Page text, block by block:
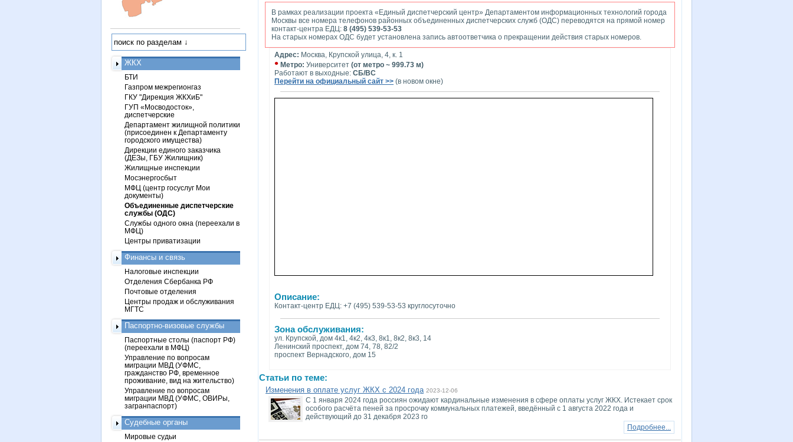
В рамках реализации проекта «Единый диспетчерский центр» Департаментом информационных технологий города
Москвы все номера телефонов районных объединенных диспетчерских служб (ОДС) переводятся на прямой номер
контакт-центра ЕДЦ: 8 (495) 539-53-53
На старых номерах ОДС будет установлена запись автоответчика о прекращении действия старых номеров.
Адрес: Москва, Крупской улица, 4, к. 1
• Метро: Университет (от метро ~ 999.73 м)
Работают в выходные: СБ/ВС
Перейти на официальный сайт >> (в новом окне)
Описание:
Контакт-центр ЕДЦ: +7 (495) 539-53-53 круглосуточно
Зона обслуживания:
ул. Крупской, дом 4к1, 4к2, 4к3, 8к1, 8к2, 8к3, 14
Ленинский проспект, дом 74, 78, 82/2
проспект Вернадского, дом 15
Статьи по теме:
Изменения в оплате услуг ЖКХ с 2024 года 2023-12-06
С 1 января 2024 года россиян ожидают кардинальные изменения в сфере оплаты услуг ЖКХ. Истекает срок
особого расчёта пеней за просрочку коммунальных платежей, введённый с 1 августа 2022 года и
действующий до 31 декабря 2023 го
Подробнее...
ЖКХ
БТИ
Газпром межрегионгаз
ГКУ "Дирекция ЖКХиБ"
ГУП «Мосводосток»,
диспетчерские
Департамент жилищной политики
(присоединен к Департаменту
городского имущества)
Дирекции единого заказчика
(ДЕЗы, ГБУ Жилищник)
Жилищные инспекции
Мосэнергосбыт
МФЦ (центр госуслуг Мои
документы)
Объединенные диспетчерские
службы (ОДС)
Службы одного окна (переехали в
МФЦ)
Центры приватизации
Финансы и связь
Налоговые инспекции
Отделения Сбербанка РФ
Почтовые отделения
Центры продаж и обслуживания
МГТС
Паспортно-визовые службы
Паспортные столы (паспорт РФ)
(переехали в МФЦ)
Управление по вопросам
миграции МВД (УФМС,
гражданство РФ, временное
проживание, вид на жительство)
Управление по вопросам
миграции МВД (УФМС, ОВИРы,
загранпаспорт)
Судебные органы
Мировые судьи